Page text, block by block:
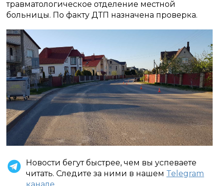
травматологическое отделение местной
больницы. По факту ДТП назначена проверка.
Новости бегут быстрее, чем вы успеваете
читать. Следите за ними в нашем Telegram